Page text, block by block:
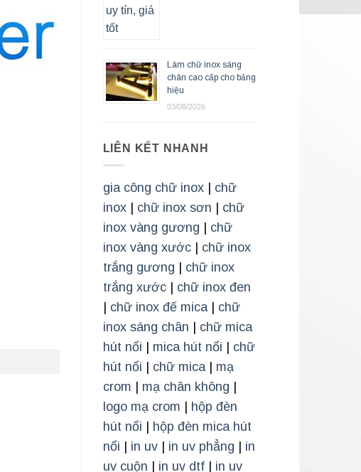
Làm chữ inox sáng
chân cao cấp cho bảng
hiệu
03/08/2026
LIÊN KẾT NHANH
gia công chữ inox| chữ
inox| chữ inox sơn
chữ
inox vàng gương
chữ
inox vàng xước| chữ inox
trắng gương
chữ inox
trắng xước| chữ inox đen
chữ inox đế mica| chữ
inox sáng chân
chữ mica
hút nổi
mica hút nổi
chữ
hút nổi
chữ mica| mạ
crom
mạ chân không
logo mạ crom
hộp đèn
hút nổi
hộp đèn mica hút
nổi
in uv| in uv phẳng
in
uv cuộn
in uv dtf| in uv